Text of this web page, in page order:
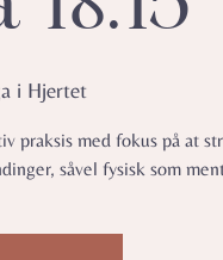
i Hjertet
praksis med fokus på at
såvel fysisk som